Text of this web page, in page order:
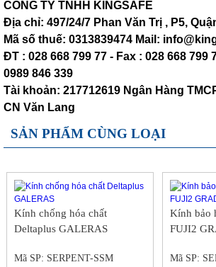
CÔNG TY TNHH KINGSAFE
Địa chỉ: 497/24/7 Phan Văn Trị , P5,
Mã số thuế: 0313839474 Mail:
ĐT : 028 668 799 77 - Fax : 028 668 799
0989 846 339
Tài khoản: 217712619 Ngân Hàng
CN Văn Lang
SẢN PHẨM CÙNG LOẠI
Kính chống hóa chất
Deltaplus GALERAS
Mã SP: SERPENT-SSM
Kính bảo
FUJI2
Mã SP: